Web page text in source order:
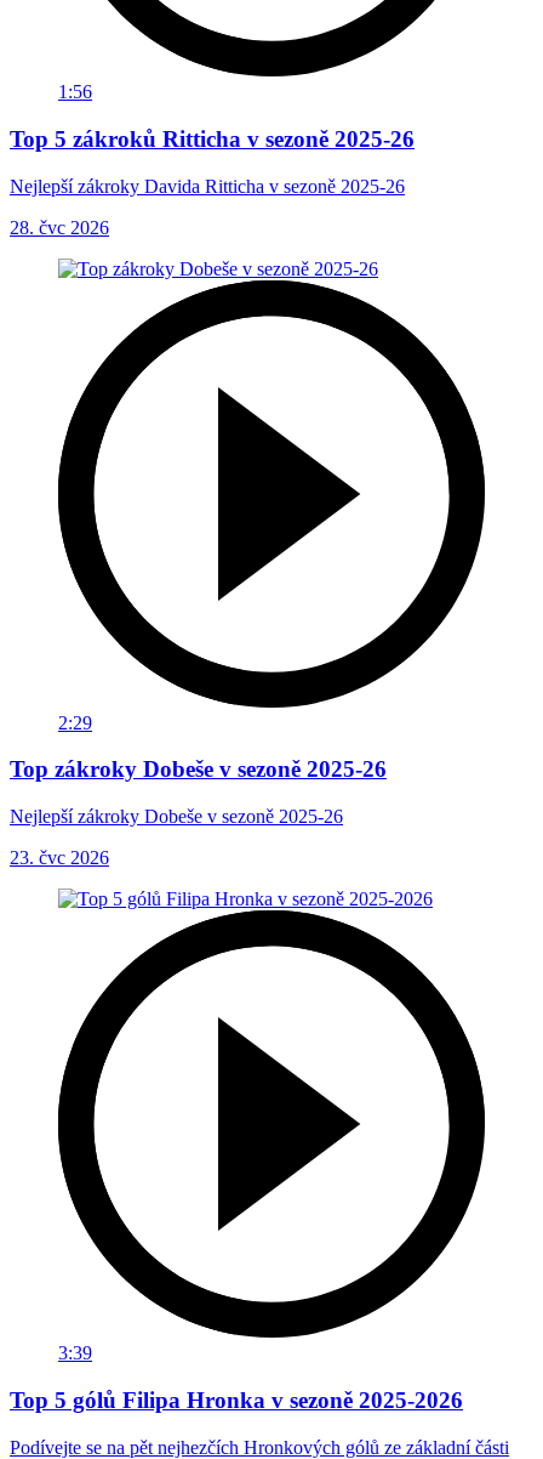
1:56
Top 5 zákroků Ritticha v sezoně 2025-26
Nejlepší zákroky Davida Ritticha v sezoně 2025-26
28. čvc 2026
2:29
Top zákroky Dobeše v sezoně 2025-26
Nejlepší zákroky Dobeše v sezoně 2025-26
23. čvc 2026
3:39
Top 5 gólů Filipa Hronka v sezoně 2025-2026
Podívejte se na pět nejhezčích Hronkových gólů ze základní části